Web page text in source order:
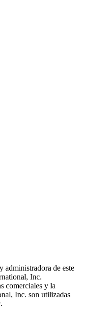
administradora de este
Inc.
comerciales y la
Inc. son utilizadas